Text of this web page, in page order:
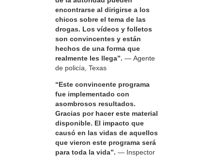
encontrarse al dirigirse a los
chicos sobre el tema de las
drogas. Los vídeos y folletos
son convincentes y están
hechos de una forma que
realmente les llega”. — Agente
de policía, Texas
“Este convincente programa
fue implementado con
asombrosos resultados.
Gracias por hacer este material
disponible. El impacto que
causó en las vidas de aquellos
que vieron este programa será
para toda la vida”. — Inspector